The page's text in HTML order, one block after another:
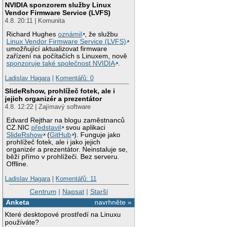
NVIDIA sponzorem služby Linux
Vendor Firmware Service (LVFS)
4.8. 20:11 | Komunita
Richard Hughesoznámil
, že službu
Linux Vendor Firmware Service (LVFS)
umožňující aktualizovat firmware
zařízení na počítačích s Linuxem, nově
sponzoruje také společnost NVIDIA .
Ladislav Hagara| Komentářů: 0
SlideRshow, prohlížeč fotek, ale i
jejich organizér a prezentátor
4.8. 12:22 | Zajímavý software
Edvard Rejthar na blogu zaměstnanců
CZ.NIC představil
svou aplikaci
SlideRshow
(GitHub ). Funguje jako
prohlížeč fotek, ale i jako jejich
organizér a prezentátor. Neinstaluje se,
běží přímo v prohlížeči. Bez serveru.
Offline.
Ladislav Hagara| Komentářů: 11
Centrum | Napsat| Starší
navrhněte »
Anketa
Které desktopové prostředí na Linuxu
používáte?